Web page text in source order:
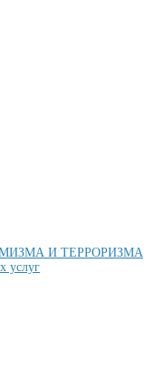
И ТЕРРОРИЗМА
услуг